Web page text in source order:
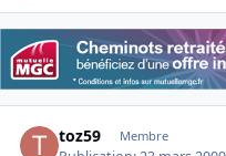
toz59 Membre